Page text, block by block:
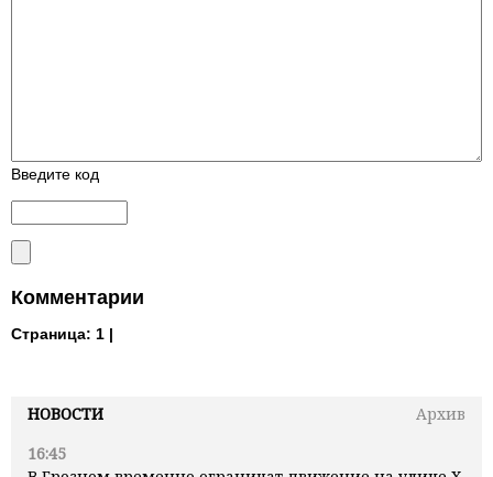
НОВОСТИ
Архив
16:45
Введите код
Комментарии
Страница: 1 |